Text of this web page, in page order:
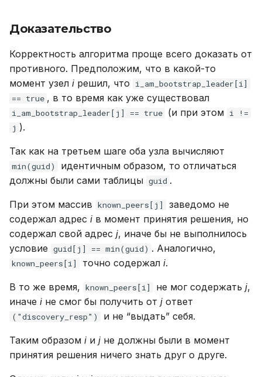
Доказательство
Корректность алгоритма проще всего доказать от
противного. Предположим, что в какой-то
момент узел i решил, что
i_am_bootstrap_leader[i]
== true , в то время как уже существовал
i_am_bootstrap_leader[j] == true (и при этом i !=
j ).
Так как на третьем шаге оба узла вычисляют
min(guid)
идентичным образом, то отличаться
должны были сами таблицы guid .
При этом массив known_peers[j]
заведомо не
содержал адрес i в момент принятия решения, но
содержал свой адрес j, иначе бы не выполнилось
условие guid[j] == min(guid) . Аналогично,
known_peers[i] точно содержал i.
В то же время, known_peers[i] не мог содержать j,
иначе i не смог бы получить от j ответ
("discovery_resp") и не “выдать” себя.
Таким образом i и j не должны были в момент
принятия решения ничего знать друг о друге.